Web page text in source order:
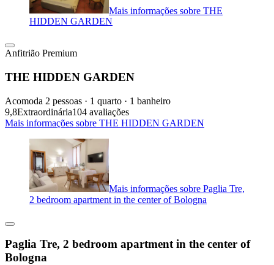
Mais informações sobre THE
HIDDEN GARDEN
Anfitrião Premium
THE HIDDEN GARDEN
Acomoda 2 pessoas · 1 quarto · 1 banheiro
9,8Extraordinária104 avaliações
Mais informações sobre THE HIDDEN GARDEN
Mais informações sobre Paglia Tre,
2 bedroom apartment in the center of Bologna
Paglia Tre, 2 bedroom apartment in the center of
Bologna